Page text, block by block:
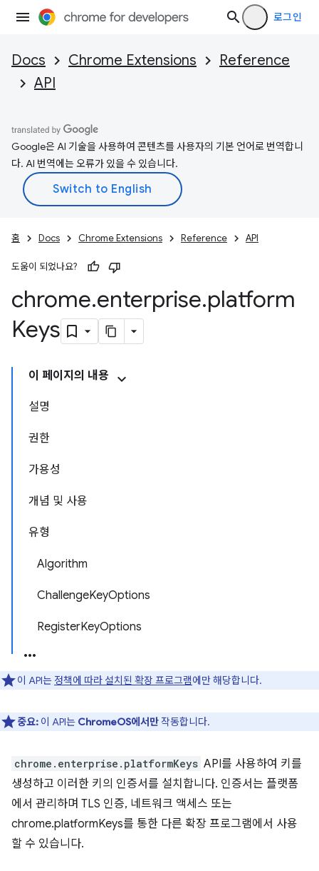
로그인
Docs Chrome Extensions
Reference
API
Google은 AI 기술을 사용하여 콘텐츠를 사용자의 기본 언어로 번역합니
다. AI 번역에는 오류가 있을 수 있습니다.
홈 Docs Chrome Extensions Reference API
도움이 되었나요?
chrome.enterprise.platform
Keys
이 페이지의 내용
설명
권한
가용성
개념 및 사용
유형
Algorithm
ChallengeKeyOptions
RegisterKeyOptions
이 API는 정책에 따라 설치된 확장 프로그램에만 해당합니다.
중요: 이 API는 ChromeOS에서만작동합니다.
chrome.enterprise.platformKeys API를 사용하여 키를
생성하고 이러한 키의 인증서를 설치합니다. 인증서는 플랫폼
에서 관리하며 TLS 인증, 네트워크 액세스 또는
chrome.platformKeys를 통한 다른 확장 프로그램에서 사용
할 수 있습니다.